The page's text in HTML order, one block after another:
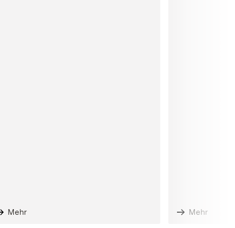
Mehr Mehr